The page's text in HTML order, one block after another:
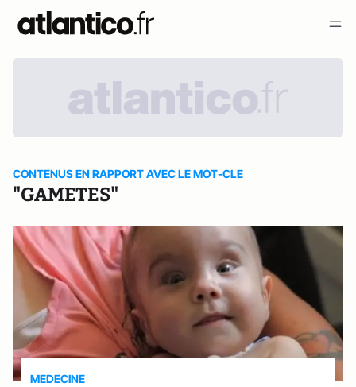
CONTENUS EN RAPPORT AVEC LE MOT-CLE
"GAMETES"
MEDECINE